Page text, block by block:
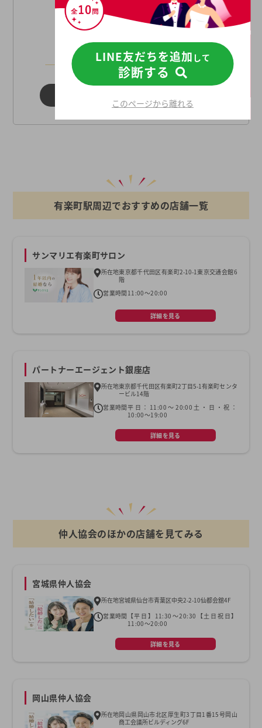
【プレミアムードコース】
18,700円（税込）
※関東圏はスタンダードコー
ス、プレミアムコースのみとな
ります。
有楽町駅周辺でおすすめの店舗一覧
サンマリエ有楽町サロン
所在地東京都千代田区有楽町2-10-1東京交通会館6
階
営業時間 11:00～20:00
詳細を見る
パートナーエージェント銀座店
所在地東京都千代田区有楽町2丁目5-1有楽町センタ
ービル14階
営業時間平日：11:00～20:00土・日・祝：
10:00～19:00
詳細を見る
仲人協会のほかの店舗を見てみる
宮城県仲人協会
所在地宮城県仙台市青葉区中央2-2-10仙都会舘4F
営業時間 【平日】11:30～20:30【土日祝日】
11:00～20:00
詳細を見る
岡山県仲人協会
所在地岡山県岡山市北区厚生町3丁目1番15号岡山
商工会議所ビルディング6F
LINE友だちを追加 して
診断する
このページから離れる